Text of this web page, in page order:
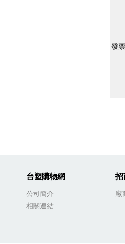
發
台塑購物網
公司簡介
相關連結
招
廠